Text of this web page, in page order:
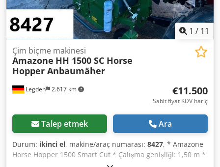
1 / 11
Legden 2.617 km
Çim biçme makinesi
Amazone HH 1500 SC Horse
Hopper Anbaumäher
€11.500
Sabit fiyat KDV hariç
Talep etmek Ara
Durum: ikinci el, makine/araç numarası: 8427, * Amazone
Horse Hopper 1500 Smart Cut * Çalışma genişliği: 1,50 m *
1.500 l toplama haznesi kapasitesi * Traktör 3-nokta askı